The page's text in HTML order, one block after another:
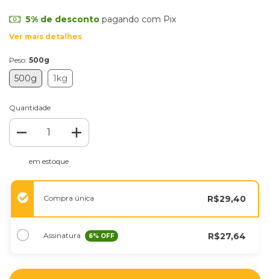
5% de descontopagando com Pix
Ver mais detalhes
Peso: 500g
500g 1kg
Quantidade
em estoque
Compra única R$29,40
Assinatura 6% OFF R$27,64